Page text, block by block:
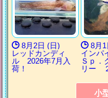
8月2日 (日)
レッドカンディ
ル 2026年7月入
荷！
8月
インパ
Ｓｐ．
リー
小